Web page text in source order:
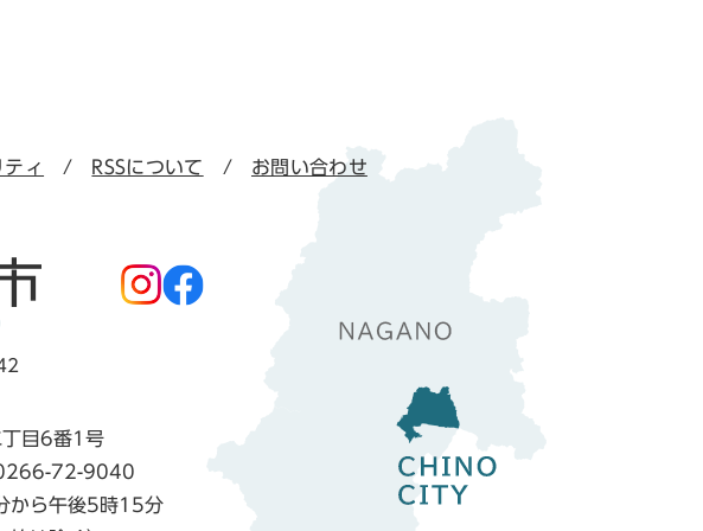
ィ RSSについて お問い合わせ
目6番1号
72-9040
から午後5時15分